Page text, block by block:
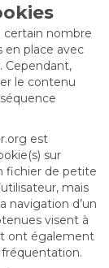
certain nombre
en place avec
Cependant,
le contenu
est
sur
fichier de petite
mais
navigation d’un
visent à
ont également